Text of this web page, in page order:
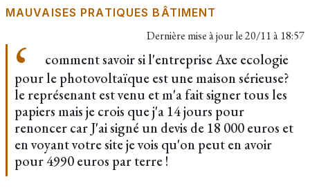
MAUVAISES PRATIQUES BÂTIMENT
Dernière mise à jour le20/11 à 18:57
comment savoir si l'entreprise Axe ecologie
pour le photovoltaïque est une maison sérieuse?
le représenant est venu et m'a fait signer tous les
papiers mais je crois que j'a 14 jours pour
renoncer car J'ai signé un devis de 18 000 euros et
en voyant votre site je vois qu'on peut en avoir
pour 4990 euros par terre !